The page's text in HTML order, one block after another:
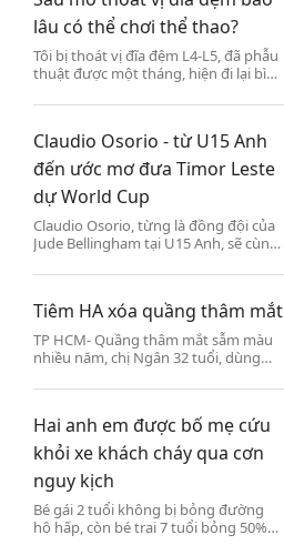
lâu có thể chơi thể thao?
Tôi bị thoát vị đĩa đệm L4-L5, đã phẫu
thuật được một tháng, hiện đi lại bình
thao được? (Bùi Tùng Chi, Hà Nội)
Claudio Osorio - từ U15 Anh
đến ước mơ đưa Timor Leste
dự World Cup
Claudio Osorio, từng là đồng đội của
Jude Bellingham tại U15 Anh, sẽ cùng
quân bảng A ASEAN Cup 2026.
Tiêm HA xóa quầng thâm mắt
TP HCM- Quầng thâm mắt sẫm màu
nhiều năm, chị Ngân 32 tuổi, dùng
trị bằng tiêm hyaluronic acid (HA)
Hai anh em được bố mẹ cứu
khỏi xe khách cháy qua cơn
nguy kịch
Bé gái 2 tuổi không bị bỏng đường
hô hấp, còn bé trai 7 tuổi bỏng 50%